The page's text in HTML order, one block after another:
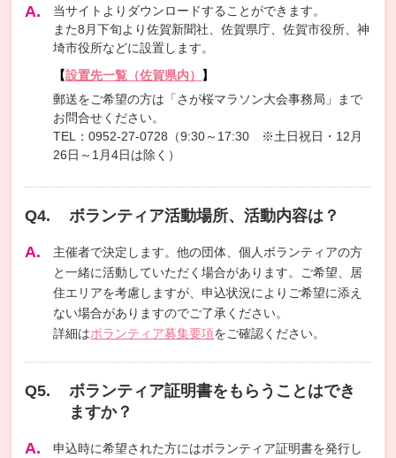
当サイトよりダウンロードすることができます。
また8月下旬より佐賀新聞社、佐賀県庁、佐賀市役所、神
埼市役所などに設置します。
【設置先一覧（佐賀県内） 】
郵送をご希望の方は「さが桜マラソン大会事務局」まで
お問合せください。
TEL：0952-27-0728（9:30～17:30 ※土日祝日・12月
26日～1月4日は除く）
ボランティア活動場所、活動内容は？
主催者で決定します。他の団体、個人ボランティアの方
と一緒に活動していただく場合があります。ご希望、居
住エリアを考慮しますが、申込状況によりご希望に添え
ない場合がありますのでご了承ください。
詳細はボランティア募集要項をご確認ください。
ボランティア証明書をもらうことはでき
ますか？
申込時に希望された方にはボランティア証明書を発行し